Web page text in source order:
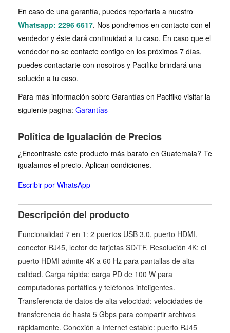
En caso de una garantía, puedes reportarla a nuestro
Whatsapp: 2296 6617. Nos pondremos en contacto con el
vendedor y éste dará continuidad a tu caso. En caso que el
vendedor no se contacte contigo en los próximos 7 días,
puedes contactarte con nosotros y Pacifiko brindará una
solución a tu caso.
Para más información sobre Garantías en Pacifiko visitar la
siguiente pagina: Garantías
Política de Igualación de Precios
¿Encontraste este producto más barato en Guatemala? Te
igualamos el precio. Aplican condiciones.
Escribir por WhatsApp
Descripción del producto
Funcionalidad 7 en 1: 2 puertos USB 3.0, puerto HDMI,
conector RJ45, lector de tarjetas SD/TF. Resolución 4K: el
puerto HDMI admite 4K a 60 Hz para pantallas de alta
calidad. Carga rápida: carga PD de 100 W para
computadoras portátiles y teléfonos inteligentes.
Transferencia de datos de alta velocidad: velocidades de
transferencia de hasta 5 Gbps para compartir archivos
rápidamente. Conexión a Internet estable: puerto RJ45